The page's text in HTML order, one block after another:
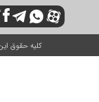
کلیه حقوق